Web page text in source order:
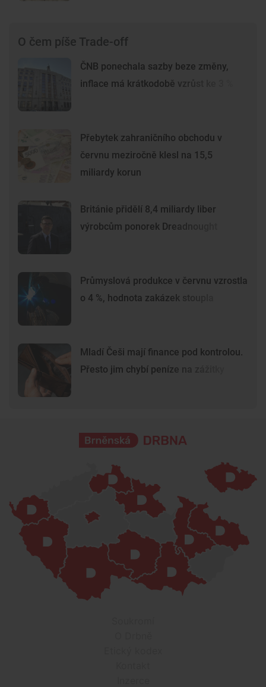
O čem píše Trade-off
ČNB ponechala sazby beze změny,
inflace má krátkodobě vzrůst ke 3 %
Přebytek zahraničního obchodu v
červnu meziročně klesl na 15,5
miliardy korun
Británie přidělí 8,4 miliardy liber
výrobcům ponorek Dreadnought
Průmyslová produkce v červnu vzrostla
o 4 %, hodnota zakázek stoupla
Mladí Češi mají finance pod kontrolou.
Přesto jim chybí peníze na zážitky